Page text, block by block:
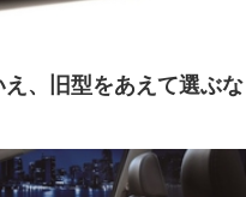
、旧型をあえて選ぶな